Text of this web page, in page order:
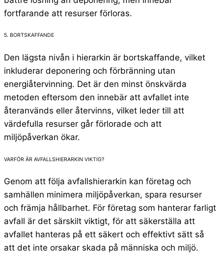
fortfarande att resurser förloras.
5. BORTSKAFFANDE
Den lägsta nivån i hierarkin är bortskaffande, vilket
inkluderar deponering och förbränning utan
energiåtervinning. Det är den minst önskvärda
metoden eftersom den innebär att avfallet inte
återanvänds eller återvinns, vilket leder till att
värdefulla resurser går förlorade och att
miljöpåverkan ökar.
VARFÖR ÄR AVFALLSHIERARKIN VIKTIG?
Genom att följa avfallshierarkin kan företag och
samhällen minimera miljöpåverkan, spara resurser
och främja hållbarhet. För företag som hanterar farligt
avfall är det särskilt viktigt, för att säkerställa att
avfallet hanteras på ett säkert och effektivt sätt så
att det inte orsakar skada på människa och miljö.